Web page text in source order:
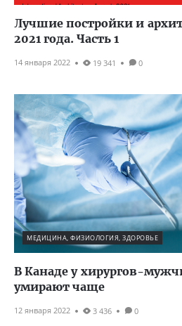
Лучшие постройки и
2021 года. Часть 1
14 января 2022 19 341 0
МЕДИЦИНА, ФИЗИОЛОГИЯ, ЗДОРОВЬЕ
В Канаде у хирургов-
умирают чаще
12 января 2022 3 436 0